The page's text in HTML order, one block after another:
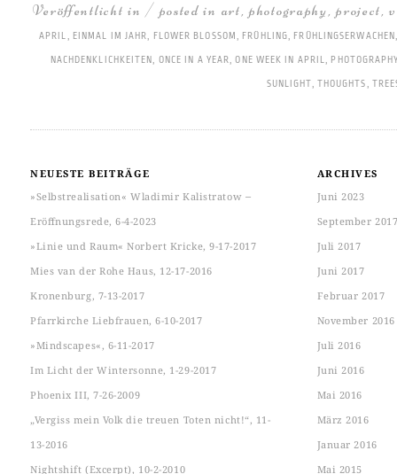
Veröffentlicht in / posted in art,photography,project,
APRIL, EINMAL IM JAHR, FLOWER BLOSSOM, FRÜHLING, FRÜHLINGSERWACHEN
NACHDENKLICHKEITEN, ONCE IN A YEAR,ONE WEEK IN APRIL,
SUNLIGHT , THOUGHTS,
NEUESTE BEITRÄGE
»Selbstrealisation« Wladimir Kalistratow ‒
Eröffnungsrede, 6-4-2023
»Linie und Raum« Norbert Kricke, 9-17-2017
Mies van der Rohe Haus, 12-17-2016
Kronenburg, 7-13-2017
Pfarrkirche Liebfrauen, 6-10-2017
»Mindscapes«, 6-11-2017
Im Licht der Wintersonne, 1-29-2017
Phoenix III, 7-26-2009
„Vergiss mein Volk die treuen Toten nicht!“, 11-
13-2016
Nightshift (Excerpt), 10-2-2010
ARCHIVES
Juni 2023
September
Juli 2017
Juni 2017
Februar 2017
November 2016
Juli 2016
Juni 2016
Mai 2016
März 2016
Januar 2016
Mai 2015